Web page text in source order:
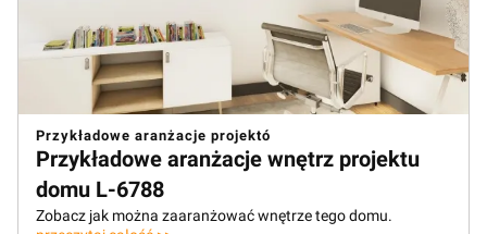
Przykładowe aranżacje projektó
Przykładowe aranżacje wnętrz projektu
domu L-6788
Zobacz jak można zaaranżować wnętrze tego domu.